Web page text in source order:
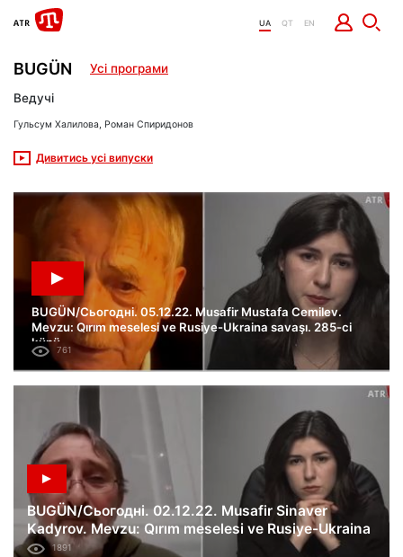
UA QT EN
BUGÜN Усі програми
BUGÜN/Сьогодні. 05.12.22. Musafir Mustafa Cemilev.
Mevzu: Qırım meselesi ve Rusiye-Ukraina savaşı. 285-ci
künü.
761
BUGÜN/Сьогодні. 02.12.22. Musafir Sinaver
Kadyrov. Mevzu: Qırım meselesi ve Rusiye-Ukraina
savaşı. 282-ci künü.
1891
Ведучі
Гульсум Халилова, Роман Спиридонов
Дивитись усі випуски